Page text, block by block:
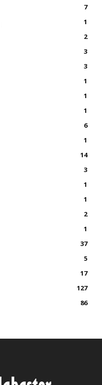
7
1
2
3
3
1
1
1
6
1
14
3
1
1
2
1
37
5
17
127
86